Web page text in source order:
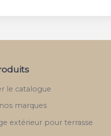
le catalogue
marques
extérieur pour terrasse